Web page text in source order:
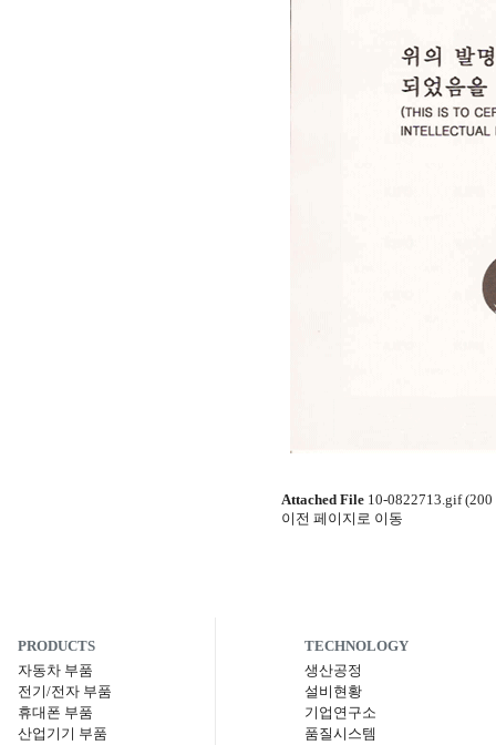
Attached File 10-0822713.gif
이전 페이지로 이동
PRODUCTS
자동차 부품
전기/전자 부품
휴대폰 부품
산업기기 부품
TECHNOLOGY
생산공정
설비현황
기업연구소
품질시스템